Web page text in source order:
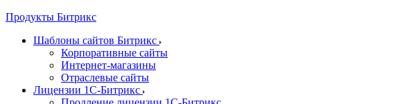
Продукты Битрикс
Шаблоны сайтов Битрикс
Корпоративные сайты
Интернет-магазины
Отраслевые сайты
Лицензии 1С-Битрикс